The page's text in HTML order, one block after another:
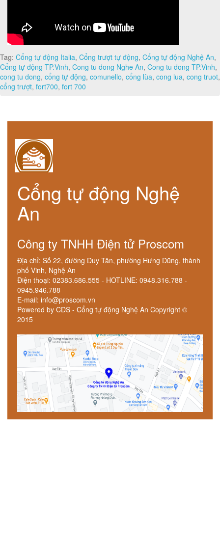
Tag: Cổng tự động Italia, Cổng trượt tự động, Cổng tự động Nghệ An,
Cổng tự động TP.Vinh, Cong tu dong Nghe An, Cong tu dong TP.Vinh,
cong tu dong, cổng tự động, comunello, cổng lùa, cong lua, cong truot,
cổng trượt, fort700, fort 700
Cổng tự động Nghệ
An
Công ty TNHH Điện tử Proscom
Địa chỉ: Số 22, đường Duy Tân, phường Hưng Dũng, thành
phố Vinh, Nghệ An
Điện thoại: 02383.686.555 - HOTLINE: 0948.316.788 -
0945.946.788
E-mail: info@proscom.vn
Powered by CDS - Cổng tự động Nghệ An Copyright ©
2015